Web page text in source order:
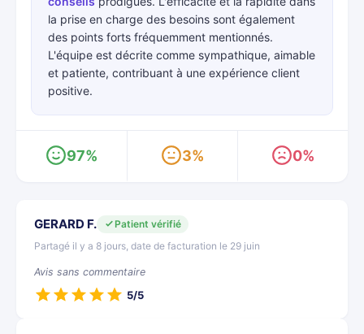
la prise en charge des besoins sont également
des points forts fréquemment mentionnés.
L'équipe est décrite comme sympathique, aimable
et patiente, contribuant à une expérience client
positive.
97% 3% 0%
GERARD F.
Patient vérifié
Partagé il y a 8 jours, date de facturation le 29 juin
Avis sans commentaire
5/5